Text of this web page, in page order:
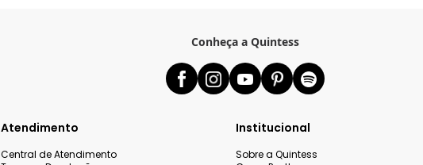
Conheça a Quintess
Atendimento
Central de Atendimento
Institucional
Sobre a Quintess